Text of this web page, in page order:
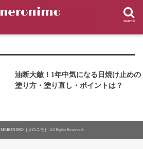
search
油断大敵！1年中気になる日焼け止めの
塗り方・塗り直し・ポイントは？
MERONIMO［メロニモ］ .All Rights Reserved.